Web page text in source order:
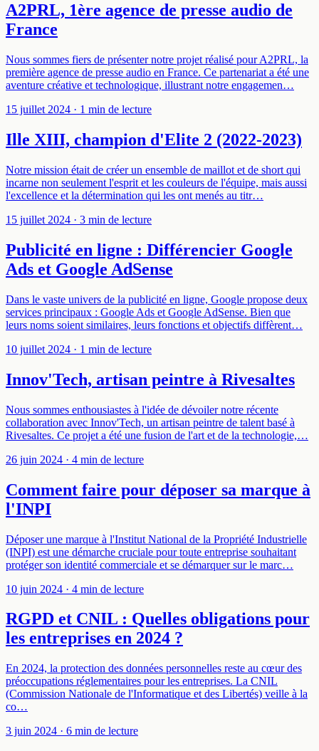
A2PRL, 1ère agence de presse audio de
France
Nous sommes fiers de présenter notre projet réalisé pour A2PRL, la
première agence de presse audio en France. Ce partenariat a été une
aventure créative et technologique, illustrant notre engagemen…
15 juillet 2024 · 1 min de lecture
Ille XIII, champion d'Elite 2 (2022-2023)
Notre mission était de créer un ensemble de maillot et de short qui
incarne non seulement l'esprit et les couleurs de l'équipe, mais aussi
l'excellence et la détermination qui les ont menés au titr…
15 juillet 2024 · 3 min de lecture
Publicité en ligne : Différencier Google
Ads et Google AdSense
Dans le vaste univers de la publicité en ligne, Google propose deux
services principaux : Google Ads et Google AdSense. Bien que
leurs noms soient similaires, leurs fonctions et objectifs diffèrent…
10 juillet 2024 · 1 min de lecture
Innov'Tech, artisan peintre à Rivesaltes
Nous sommes enthousiastes à l'idée de dévoiler notre récente
collaboration avec Innov'Tech, un artisan peintre de talent basé à
Rivesaltes. Ce projet a été une fusion de l'art et de la technologie,…
26 juin 2024 · 4 min de lecture
Comment faire pour déposer sa marque à
l'INPI
Déposer une marque à l'Institut National de la Propriété Industrielle
(INPI) est une démarche cruciale pour toute entreprise souhaitant
protéger son identité commerciale et se démarquer sur le marc…
10 juin 2024 · 4 min de lecture
RGPD et CNIL : Quelles obligations pour
les entreprises en 2024 ?
En 2024, la protection des données personnelles reste au cœur des
préoccupations réglementaires pour les entreprises. La CNIL
(Commission Nationale de l'Informatique et des Libertés) veille à la
co…
3 juin 2024 · 6 min de lecture